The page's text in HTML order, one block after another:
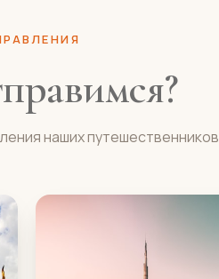
наших путешественников